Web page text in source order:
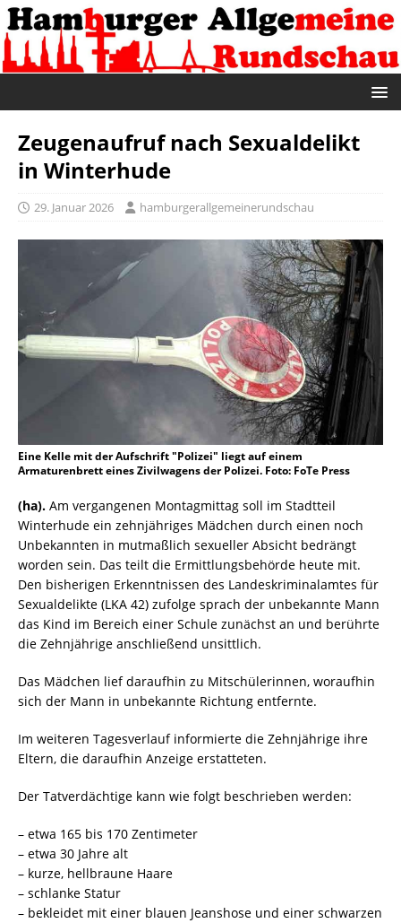
Zeugenaufruf nach Sexualdelikt
in Winterhude
29. Januar 2026 hamburgerallgemeinerundschau
Eine Kelle mit der Aufschrift "Polizei" liegt auf einem
Armaturenbrett eines Zivilwagens der Polizei. Foto: FoTe Press
(ha). Am vergangenen Montagmittag soll im Stadtteil
Winterhude ein zehnjähriges Mädchen durch einen noch
Unbekannten in mutmaßlich sexueller Absicht bedrängt
worden sein. Das teilt die Ermittlungsbehörde heute mit.
Den bisherigen Erkenntnissen des Landeskriminalamtes für
Sexualdelikte (LKA 42) zufolge sprach der unbekannte Mann
das Kind im Bereich einer Schule zunächst an und berührte
die Zehnjährige anschließend unsittlich.
Das Mädchen lief daraufhin zu Mitschülerinnen, woraufhin
sich der Mann in unbekannte Richtung entfernte.
Im weiteren Tagesverlauf informierte die Zehnjährige ihre
Eltern, die daraufhin Anzeige erstatteten.
Der Tatverdächtige kann wie folgt beschrieben werden:
– etwa 165 bis 170 Zentimeter
– etwa 30 Jahre alt
– kurze, hellbraune Haare
– schlanke Statur
– bekleidet mit einer blauen Jeanshose und einer schwarzen